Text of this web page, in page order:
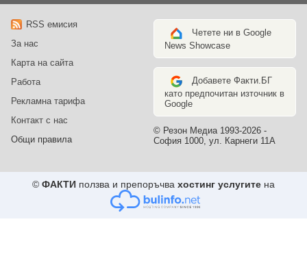
RSS емисия
За нас
Карта на сайта
Работа
Рекламна тарифа
Контакт с нас
Общи правила
Четете ни в Google
News Showcase
Добавете Факти.БГ
като предпочитан източник в
Google
© Резон Медиа 1993-2026 -
София 1000, ул. Карнеги 11А
© ФАКТИ ползва и препоръчва хостинг услугите на